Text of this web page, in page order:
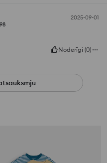
2025-09-01
Noderīgi (0)